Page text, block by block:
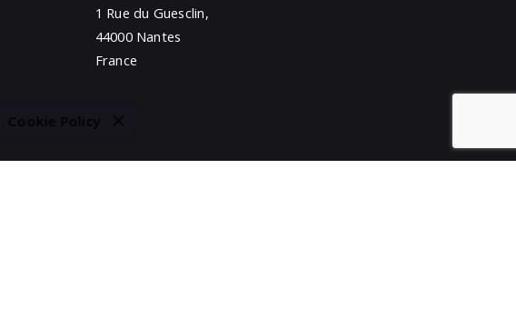
1 Rue du Guesclin,
44000 Nantes
France
Cookie Policy